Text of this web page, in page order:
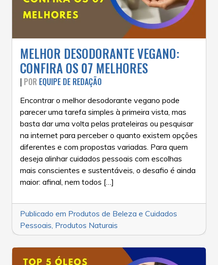
MELHOR DESODORANTE VEGANO:
CONFIRA OS 07 MELHORES
| POR EQUIPE DE REDAÇÃO
Encontrar o melhor desodorante vegano pode
parecer uma tarefa simples à primeira vista, mas
basta dar uma volta pelas prateleiras ou pesquisar
na internet para perceber o quanto existem opções
diferentes e com propostas variadas. Para quem
deseja alinhar cuidados pessoais com escolhas
mais conscientes e sustentáveis, o desafio é ainda
maior: afinal, nem todos […]
Publicado em Produtos de Beleza e Cuidados
Pessoais, Produtos Naturais